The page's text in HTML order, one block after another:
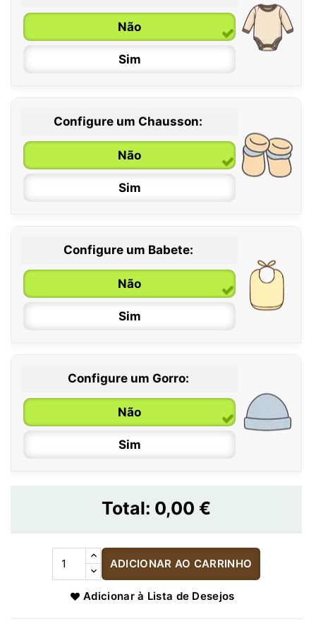
Não
Sim
0 / 6 meses
6 / 12 meses
12 / 18 meses
Configure um Chausson:
Não
Sim
Configure um Babete:
Não
Sim
Configure um Gorro:
Não
Sim
Total: 0,00 €
ADICIONAR AO CARRINHO
Adicionar à Lista de Desejos